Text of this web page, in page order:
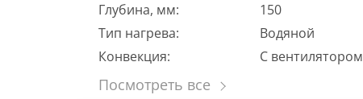
Глубина, мм:
150
Тип нагрева:
Водяной
Конвекция:
С вентилятором